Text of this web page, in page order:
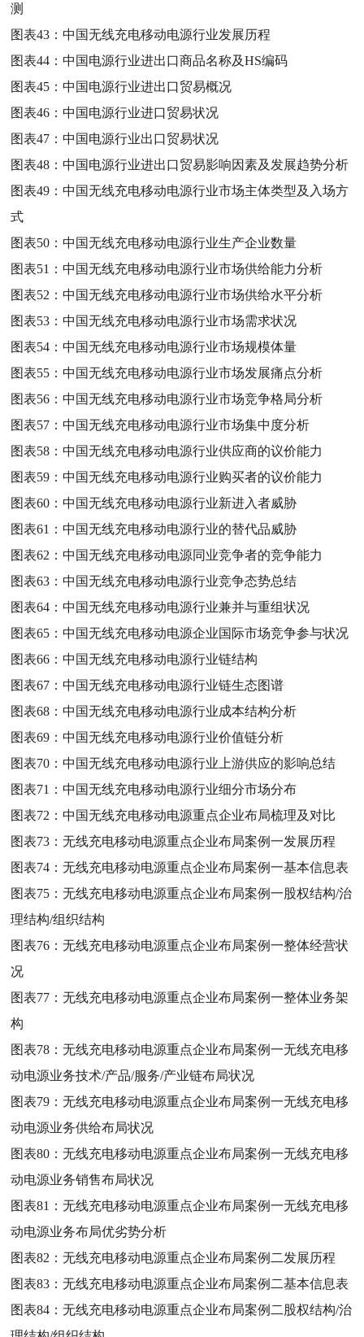
测
图表43：中国无线充电移动电源行业发展历程
图表44：中国电源行业进出口商品名称及HS编码
图表45：中国电源行业进出口贸易概况
图表46：中国电源行业进口贸易状况
图表47：中国电源行业出口贸易状况
图表48：中国电源行业进出口贸易影响因素及发展趋势分析
图表49：中国无线充电移动电源行业市场主体类型及入场方
式
图表50：中国无线充电移动电源行业生产企业数量
图表51：中国无线充电移动电源行业市场供给能力分析
图表52：中国无线充电移动电源行业市场供给水平分析
图表53：中国无线充电移动电源行业市场需求状况
图表54：中国无线充电移动电源行业市场规模体量
图表55：中国无线充电移动电源行业市场发展痛点分析
图表56：中国无线充电移动电源行业市场竞争格局分析
图表57：中国无线充电移动电源行业市场集中度分析
图表58：中国无线充电移动电源行业供应商的议价能力
图表59：中国无线充电移动电源行业购买者的议价能力
图表60：中国无线充电移动电源行业新进入者威胁
图表61：中国无线充电移动电源行业的替代品威胁
图表62：中国无线充电移动电源同业竞争者的竞争能力
图表63：中国无线充电移动电源行业竞争态势总结
图表64：中国无线充电移动电源行业兼并与重组状况
图表65：中国无线充电移动电源企业国际市场竞争参与状况
图表66：中国无线充电移动电源行业链结构
图表67：中国无线充电移动电源行业链生态图谱
图表68：中国无线充电移动电源行业成本结构分析
图表69：中国无线充电移动电源行业价值链分析
图表70：中国无线充电移动电源行业上游供应的影响总结
图表71：中国无线充电移动电源行业细分市场分布
图表72：中国无线充电移动电源重点企业布局梳理及对比
图表73：无线充电移动电源重点企业布局案例一发展历程
图表74：无线充电移动电源重点企业布局案例一基本信息表
图表75：无线充电移动电源重点企业布局案例一股权结构/治
理结构/组织结构
图表76：无线充电移动电源重点企业布局案例一整体经营状
况
图表77：无线充电移动电源重点企业布局案例一整体业务架
构
图表78：无线充电移动电源重点企业布局案例一无线充电移
动电源业务技术/产品/服务/产业链布局状况
图表79：无线充电移动电源重点企业布局案例一无线充电移
动电源业务供给布局状况
图表80：无线充电移动电源重点企业布局案例一无线充电移
动电源业务销售布局状况
图表81：无线充电移动电源重点企业布局案例一无线充电移
动电源业务布局优劣势分析
图表82：无线充电移动电源重点企业布局案例二发展历程
图表83：无线充电移动电源重点企业布局案例二基本信息表
图表84：无线充电移动电源重点企业布局案例二股权结构/治